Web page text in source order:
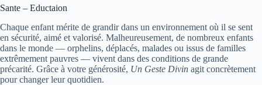
Sante – Eductaion
Chaque enfant mérite de grandir dans un environnement où il se sent
en sécurité, aimé et valorisé. Malheureusement, de nombreux enfants
dans le monde — orphelins, déplacés, malades ou issus de familles
extrêmement pauvres — vivent dans des conditions de grande
précarité. Grâce à votre générosité, Un Geste Divin agit concrètement
pour changer leur quotidien.